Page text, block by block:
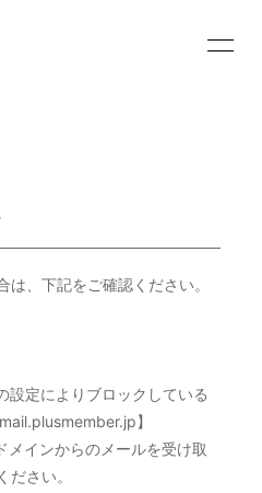
は、下記をご確認ください。
定によりブロックしている
】
メインからのメールを受け取
ださい。